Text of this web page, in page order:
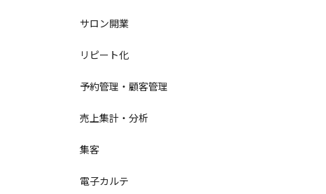
サロン開業
リピート化
予約管理・顧客管理
売上集計・分析
集客
電子カルテ